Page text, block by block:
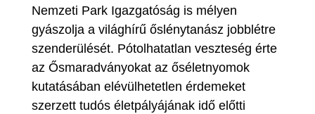
Nemzeti Park Igazgatóság is mélyen
gyászolja a világhírű őslénytanász jobblétre
szenderülését. Pótolhatatlan veszteség érte
az Ősmaradványokat az őséletnyomok
kutatásában elévülhetetlen érdemeket
szerzett tudós életpályájának idő előtti